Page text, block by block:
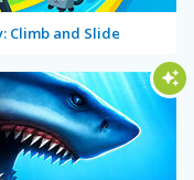
Climb and Slide